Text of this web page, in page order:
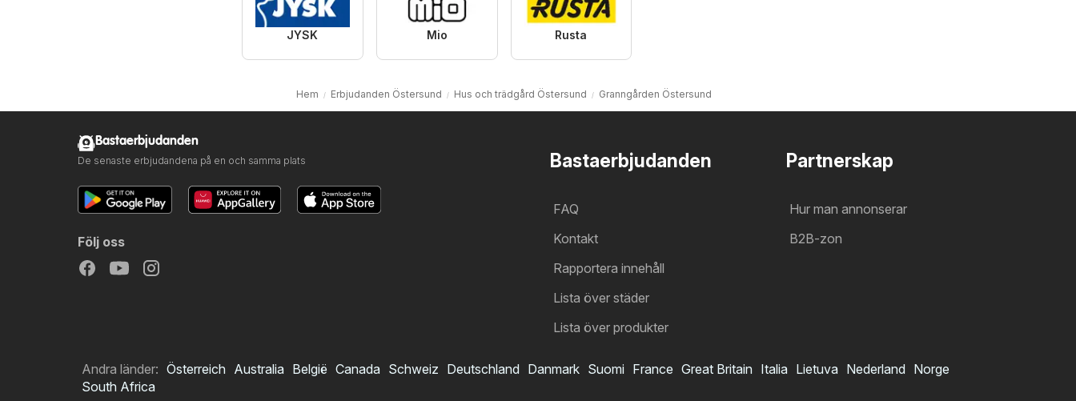
JYSK Mio Rusta
Hem Erbjudanden Östersund Hus och trädgård Östersund Granngården Östersund
Bastaerbjudanden
FAQ
Kontakt
Rapportera innehåll
Lista över städer
Lista över produkter
Partnerskap
Hur man annonserar
B2B-zon
Bastaerbjudanden
De senaste erbjudandena på en och samma plats
Följ oss
Andra länder: Österreich Australia België Canada Schweiz Deutschland Danmark Suomi France Great Britain Italia Lietuva Nederland Norge
South Africa